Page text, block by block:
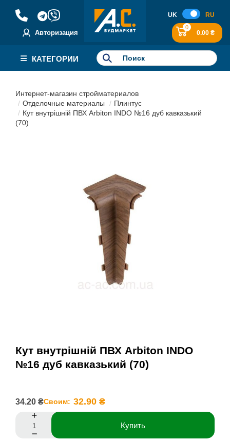
Авторизация
UK RU
0
0.00 ₴
КАТЕГОРИИ
Интернет-магазин стройматериалов
Отделочные материалы
Плинтус
Кут внутрішній ПВХ Arbiton INDO №16 дуб кавказький
(70)
Кут внутрішній ПВХ Arbiton INDO
№16 дуб кавказький (70)
34.20 ₴Своим: 32.90 ₴
Купить